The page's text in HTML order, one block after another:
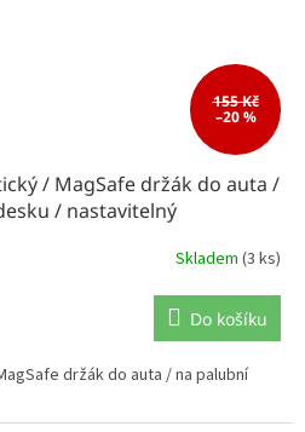
155 Kč
–20 %
/ MagSafe držák do auta /
/ nastavitelný
Skladem (3 ks)
Do košíku
držák do auta / na palubní